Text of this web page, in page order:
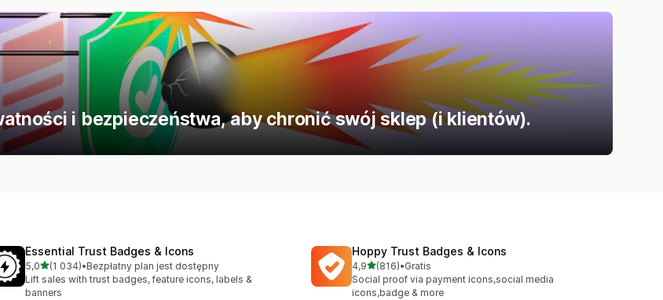
i bezpieczeństwa, aby chronić swój sklep (i klientów).
Essential Trust Badges & Icons
5,0na 5 gwiazdek
(1 034)
Łączna liczba recenzji: 1034
•Bezpłatny plan jest dostępny
Lift sales with trust badges, feature icons, labels &
banners
Hoppy Trust Badges & Icons
4,9na 5 gwiazdek
(816)
Łączna liczba recenzji: 816
•Gratis
Social proof via payment icons,social media
icons,badge & more